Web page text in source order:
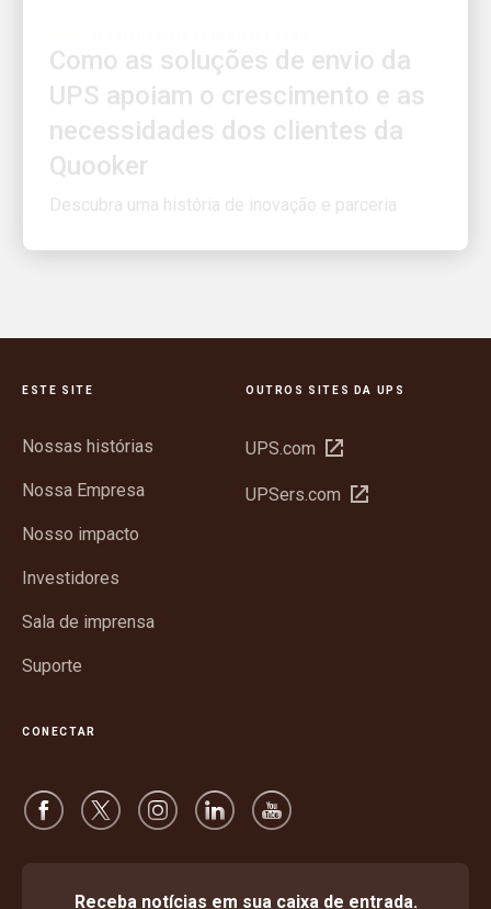
UPS apoiam o crescimento e as
necessidades dos clientes da
Quooker
Descubra uma história de inovação e parceria
ESTE SITE
Nossas histórias
Nossa Empresa
Nosso impacto
Investidores
Sala de imprensa
Suporte
OUTROS SITES DA UPS
UPS.com Abrir
nova
UPSers.com Abrir
CONECTAR
Receba notícias em sua caixa de entrada.